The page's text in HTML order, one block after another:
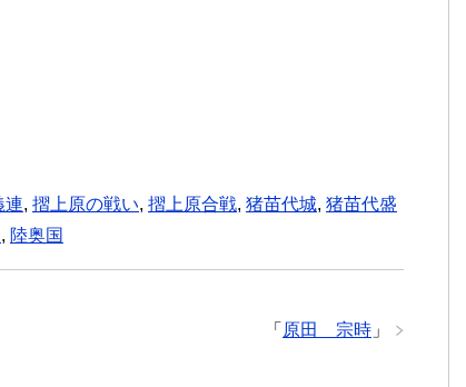
連, 摺上原の戦い, 摺上原合戦, 猪苗代城, 猪苗代盛
, 陸奥国
「 原田 宗時 」